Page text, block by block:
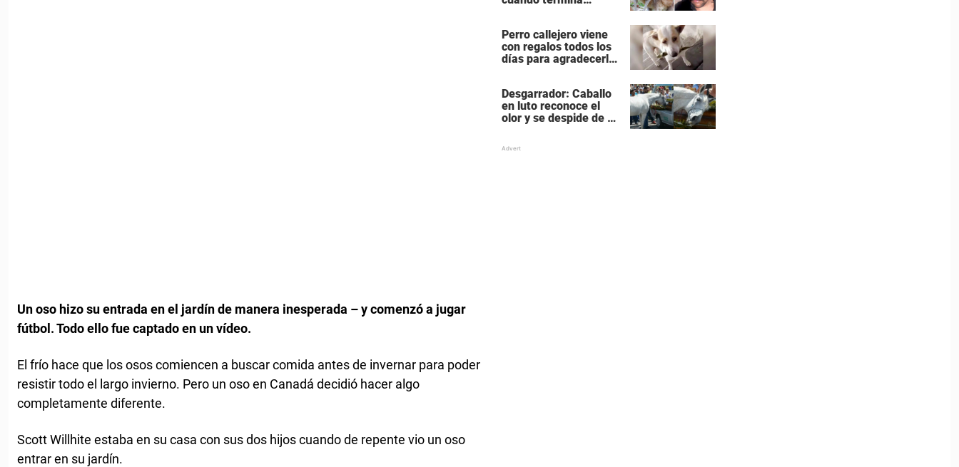
Un oso hizo su entrada en el jardín de manera inesperada – y comenzó a jugar
fútbol. Todo ello fue captado en un vídeo.
El frío hace que los osos comiencen a buscar comida antes de invernar para poder
resistir todo el largo invierno. Pero un oso en Canadá decidió hacer algo
completamente diferente.
Scott Willhite estaba en su casa con sus dos hijos cuando de repente vio un oso
entrar en su jardín.
Perro callejero viene
con regalos todos los
días para agradecerle
Desgarrador: Caballo
en luto reconoce el
olor y se despide de su